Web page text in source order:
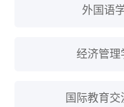
外国语
经济管理
国际教育交